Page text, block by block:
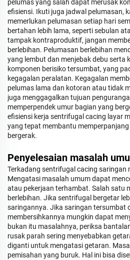
pelumas yang salah dapat merusak
efisiensi. Ikuti juga jadwal pelumasan,
memerlukan pelumasan setiap hari
bertahan lebih lama, seperti sebulan
tampak kontraproduktif, jangan
berlebihan. Pelumasan berlebihan
yang lembut dan menjebak debu serta
komponen berisiko tersumbat, yang
kegagalan peralatan. Kegagalan
pelumas lama dan kotoran atau tidak
juga menggagalkan tujuan
memperpendek umur bagian yang
efisiensi kerja sentrifugal cacing layar
yang tepat membantu
bergerak.
Penyelesaian masalah
Terkadang sentrifugal cacing saringan
Mengatasi masalah umum dapat
atau pekerjaan terhambat. Salah satu
berlebihan. Jika sentrifugal bergetar
saringannya. Jika saringan tersumbat
membersihkannya mungkin dapat
bukan itu masalahnya, periksa
rusak parah sering menyebabkan
diganti untuk mengatasi getaran.
pemisahan yang buruk. Hal ini bisa